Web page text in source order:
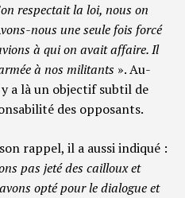
respectait la loi, nous on
nous une seule fois forcé
à qui on avait affaire. Il
à nos militants ». Au-
a là un objectif subtil de
des opposants.
rappel, il a aussi indiqué :
pas jeté des cailloux et
opté pour le dialogue et